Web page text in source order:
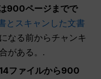
900ページまでで
とスキャンした文書
なる前からチャンキ
がある。.
ファイルから900